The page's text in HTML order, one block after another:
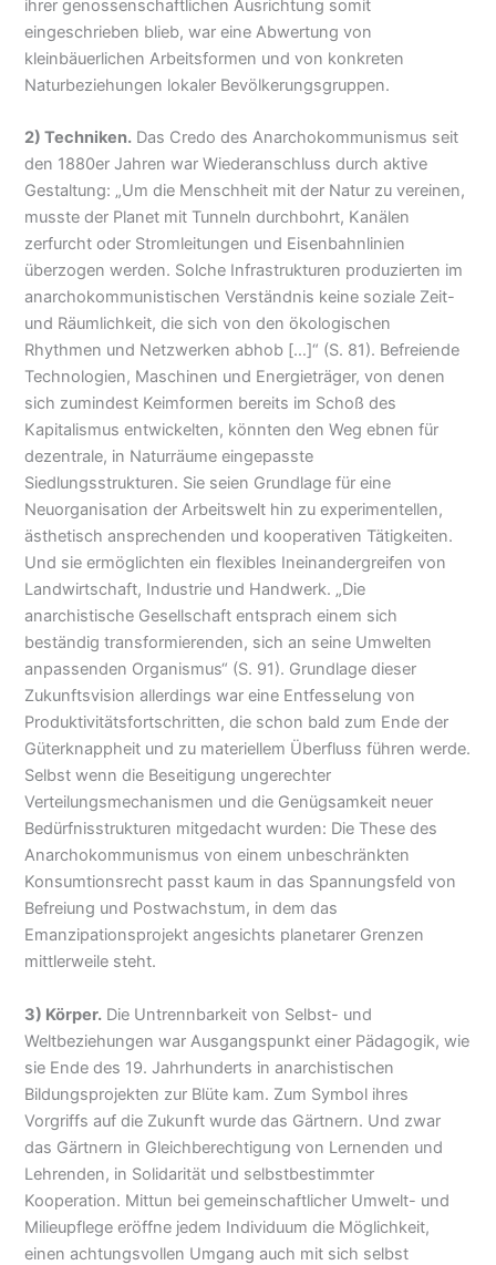
ihrer genossenschaftlichen Ausrichtung somit
eingeschrieben blieb, war eine Abwertung von
kleinbäuerlichen Arbeitsformen und von konkreten
Naturbeziehungen lokaler Bevölkerungsgruppen.
2) Techniken. Das Credo des Anarchokommunismus seit
den 1880er Jahren war Wiederanschluss durch aktive
Gestaltung: „Um die Menschheit mit der Natur zu vereinen,
musste der Planet mit Tunneln durchbohrt, Kanälen
zerfurcht oder Stromleitungen und Eisenbahnlinien
überzogen werden. Solche Infrastrukturen produzierten im
anarchokommunistischen Verständnis keine soziale Zeit-
und Räumlichkeit, die sich von den ökologischen
Rhythmen und Netzwerken abhob […]“ (S. 81). Befreiende
Technologien, Maschinen und Energieträger, von denen
sich zumindest Keimformen bereits im Schoß des
Kapitalismus entwickelten, könnten den Weg ebnen für
dezentrale, in Naturräume eingepasste
Siedlungsstrukturen. Sie seien Grundlage für eine
Neuorganisation der Arbeitswelt hin zu experimentellen,
ästhetisch ansprechenden und kooperativen Tätigkeiten.
Und sie ermöglichten ein flexibles Ineinandergreifen von
Landwirtschaft, Industrie und Handwerk. „Die
anarchistische Gesellschaft entsprach einem sich
beständig transformierenden, sich an seine Umwelten
anpassenden Organismus“ (S. 91). Grundlage dieser
Zukunftsvision allerdings war eine Entfesselung von
Produktivitätsfortschritten, die schon bald zum Ende der
Güterknappheit und zu materiellem Überfluss führen werde.
Selbst wenn die Beseitigung ungerechter
Verteilungsmechanismen und die Genügsamkeit neuer
Bedürfnisstrukturen mitgedacht wurden: Die These des
Anarchokommunismus von einem unbeschränkten
Konsumtionsrecht passt kaum in das Spannungsfeld von
Befreiung und Postwachstum, in dem das
Emanzipationsprojekt angesichts planetarer Grenzen
mittlerweile steht.
3) Körper. Die Untrennbarkeit von Selbst- und
Weltbeziehungen war Ausgangspunkt einer Pädagogik, wie
sie Ende des 19. Jahrhunderts in anarchistischen
Bildungsprojekten zur Blüte kam. Zum Symbol ihres
Vorgriffs auf die Zukunft wurde das Gärtnern. Und zwar
das Gärtnern in Gleichberechtigung von Lernenden und
Lehrenden, in Solidarität und selbstbestimmter
Kooperation. Mittun bei gemeinschaftlicher Umwelt- und
Milieupflege eröffne jedem Individuum die Möglichkeit,
einen achtungsvollen Umgang auch mit sich selbst